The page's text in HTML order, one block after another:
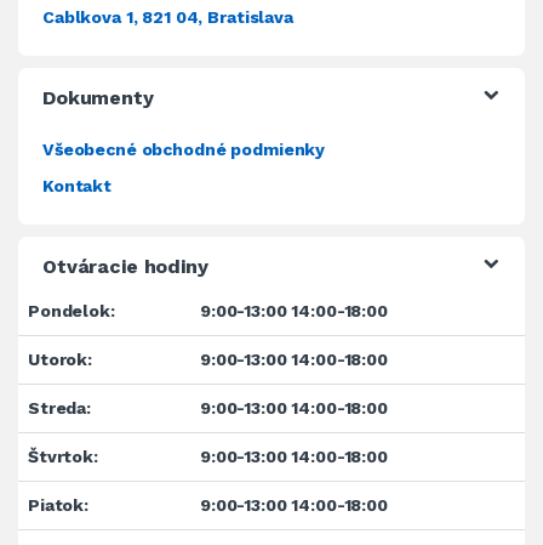
Cablkova 1, 821 04, Bratislava
Dokumenty
Všeobecné obchodné podmienky
Kontakt
Otváracie hodiny
Pondelok: 9:00-13:00 14:00-18:00
Utorok: 9:00-13:00 14:00-18:00
Streda: 9:00-13:00 14:00-18:00
Štvrtok: 9:00-13:00 14:00-18:00
Piatok: 9:00-13:00 14:00-18:00